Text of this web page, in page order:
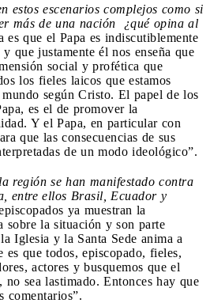
estos escenarios complejos como si
más de una nación ¿qué opina al
es que el Papa es indiscutiblemente
que justamente él nos enseña que
social y profética que
los fieles laicos que estamos
según Cristo. El papel de los
es el de promover la
Y el Papa, en particular con
que las consecuencias de sus
de un modo ideológico”.
región se han manifestado contra
entre ellos Brasil, Ecuador y
ya muestran la
sobre la situación y son parte
Iglesia y la Santa Sede anima a
es que todos, episcopado, fieles,
actores y busquemos que el
sea lastimado. Entonces hay que
comentarios”.